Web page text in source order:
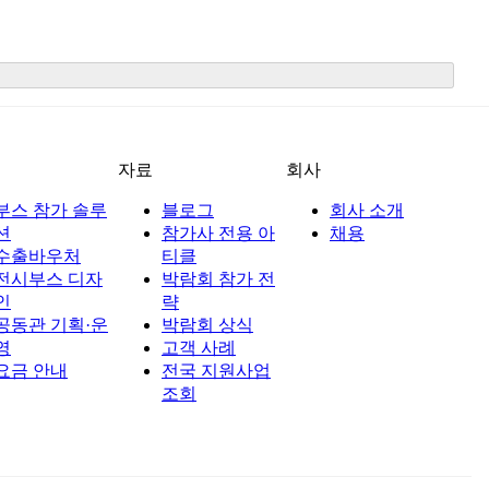
스 참가 솔루
출바우처
시부스 디자
동관 기획·운
금 안내
자료
블로그
참가사 전용 아
티클
박람회 참가 전
략
박람회 상식
고객 사례
전국 지원사업
조회
회사
회사 소개
채용